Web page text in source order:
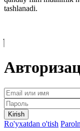
tashlanadi.
Kirish
Ro'yxatdan o'tish